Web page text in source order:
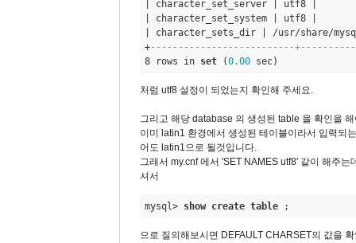
| character_set_server | utf8 |
| character_set_system | utf8 |
| character_sets_dir | /usr/share/
+--------------------------
8 rows in set (0.00 sec)
처럼 utf8 설정이 되었는지 확인해 주세요.
그리고 해당 database 의 생성된 table 을 확인을
이미 latin1 환경에서 생성된 테이블이라서 입력되
어도 latin1으로 될것입니다.
그래서 my.cnf 에서 'SET NAMES utf8' 같이 해주
셔서
mysql> show create table ;
으로 질의해보시면 DEFAULT CHARSET의 값을